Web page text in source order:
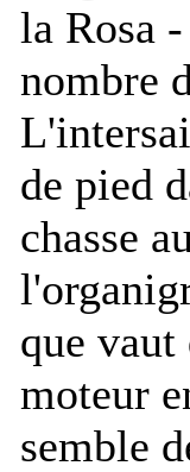
la Rosa
nombre
de pied
chasse
que
moteur
semble